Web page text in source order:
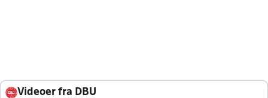
Videoer fra DBU